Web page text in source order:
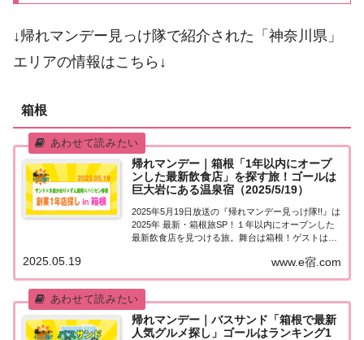
↓帰れマンデー見っけ隊で紹介された「神奈川県」
エリアの情報はこちら↓
箱根
帰れマンデー｜箱根「1年以内にオープ
ンした最新飲食店」を探す旅！ゴールは
巨大岩にある温泉宿（2025/5/19）
2025年5月19日放送の『帰れマンデー見っけ隊!!』は
2025年 最新・箱根旅SP！１年以内にオープンした
最新飲食店を見つける旅。舞台は箱根！ゲストは歌
たして飲食店は見つかるのか？ゴールの巨大岩の中
にある謎の温泉宿を目指します！紹介...
www.e宿.com
2025.05.19
帰れマンデー｜バスサンド「箱根で最新
人気グルメ探し」ゴールはランキング1